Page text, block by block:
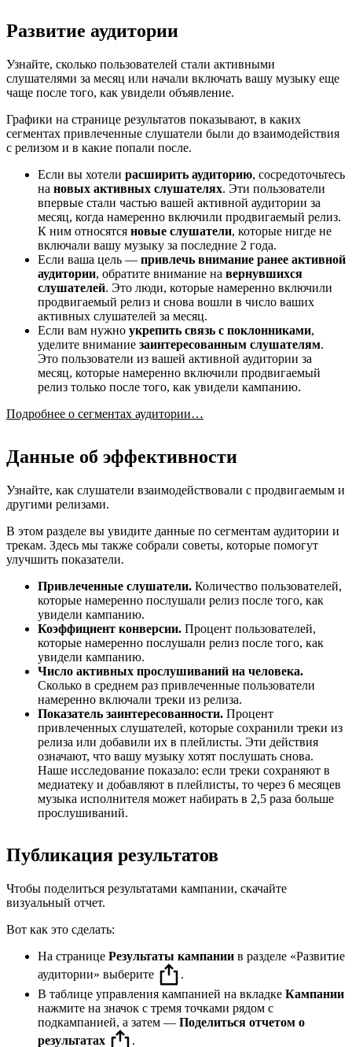
Развитие аудитории
Узнайте, сколько пользователей стали активными
слушателями за месяц или начали включать вашу музыку еще
чаще после того, как увидели объявление.
Графики на странице результатов показывают, в каких
сегментах привлеченные слушатели были до взаимодействия
с релизом и в какие попали после.
Если вы хотели расширить аудиторию, сосредоточьтесь
на новых активных слушателях. Эти пользователи
впервые стали частью вашей активной аудитории за
месяц, когда намеренно включили продвигаемый релиз.
К ним относятся новые слушатели, которые нигде не
включали вашу музыку за последние 2 года.
Если ваша цель — привлечь внимание ранее активной
аудитории, обратите внимание на вернувшихся
слушателей. Это люди, которые намеренно включили
продвигаемый релиз и снова вошли в число ваших
активных слушателей за месяц.
Если вам нужно укрепить связь с поклонниками,
уделите внимание заинтересованным слушателям.
Это пользователи из вашей активной аудитории за
месяц, которые намеренно включили продвигаемый
релиз только после того, как увидели кампанию.
Подробнее о сегментах аудитории…
Данные об эффективности
Узнайте, как слушатели взаимодействовали с продвигаемым и
другими релизами.
В этом разделе вы увидите данные по сегментам аудитории и
трекам. Здесь мы также собрали советы, которые помогут
улучшить показатели.
Привлеченные слушатели. Количество пользователей,
которые намеренно послушали релиз после того, как
увидели кампанию.
Коэффициент конверсии. Процент пользователей,
которые намеренно послушали релиз после того, как
увидели кампанию.
Число активных прослушиваний на человека.
Сколько в среднем раз привлеченные пользователи
намеренно включали треки из релиза.
Показатель заинтересованности. Процент
привлеченных слушателей, которые сохранили треки из
релиза или добавили их в плейлисты. Эти действия
означают, что вашу музыку хотят послушать снова.
Наше исследование показало: если треки сохраняют в
медиатеку и добавляют в плейлисты, то через 6 месяцев
музыка исполнителя может набирать в 2,5 раза больше
прослушиваний.
Публикация результатов
Чтобы поделиться результатами кампании, скачайте
визуальный отчет.
Вот как это сделать:
На странице Результаты кампании в разделе «Развитие
аудитории» выберите
.
В таблице управления кампанией на вкладке Кампании
нажмите на значок с тремя точками рядом с
подкампанией, а затем — Поделиться отчетом о
результатах
.